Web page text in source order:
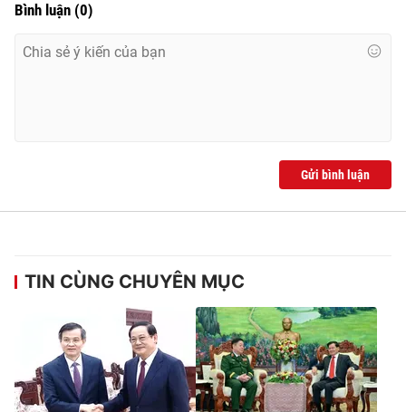
Bình luận (0)
Gửi bình luận
TIN CÙNG CHUYÊN MỤC